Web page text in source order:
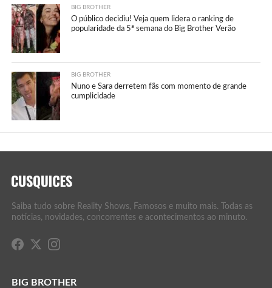
BIG BROTHER
O público decidiu! Veja quem lidera o ranking de
popularidade da 5ª semana do Big Brother Verão
BIG BROTHER
Nuno e Sara derretem fãs com momento de grande
cumplicidade
Saiba tudo sobre Reality Shows, Famosos e muito mais. Todas as
notícias, novidades, concorrentes e acontecimentos ao minuto.
BIG BROTHER